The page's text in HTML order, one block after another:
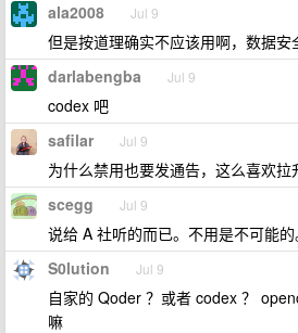
ala2008 Jul 9
但是按道理确实不应该用啊，数据安
darlabengba Jul 9
codex 吧
safilar Jul 9
为什么禁用也要发通告，这么喜欢拉
scegg Jul 9
说给 A 社听的而已。不用是不可能的
S0lution Jul 9
自家的 Qoder ？或者 codex ？
嘛